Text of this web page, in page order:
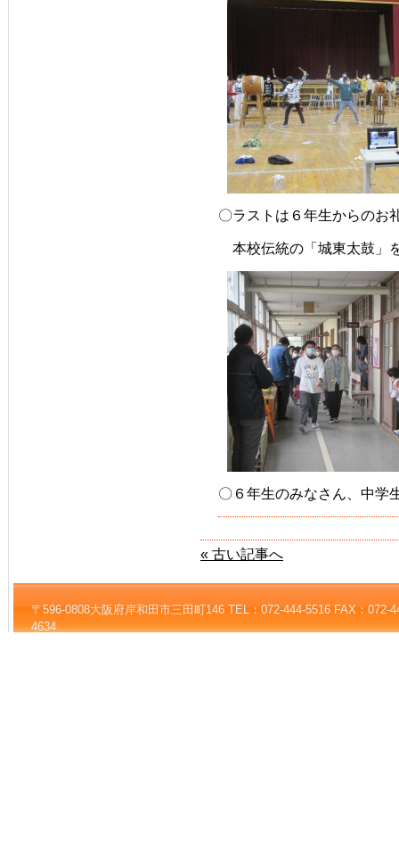
〇ラストは６年生からのお
本校伝統の「城東太鼓」
〇６年生のみなさん、中学
« 古い記事へ
〒596-0808大阪府岸和田市三田町146 TEL：072-444-5516 FAX：072-
4634